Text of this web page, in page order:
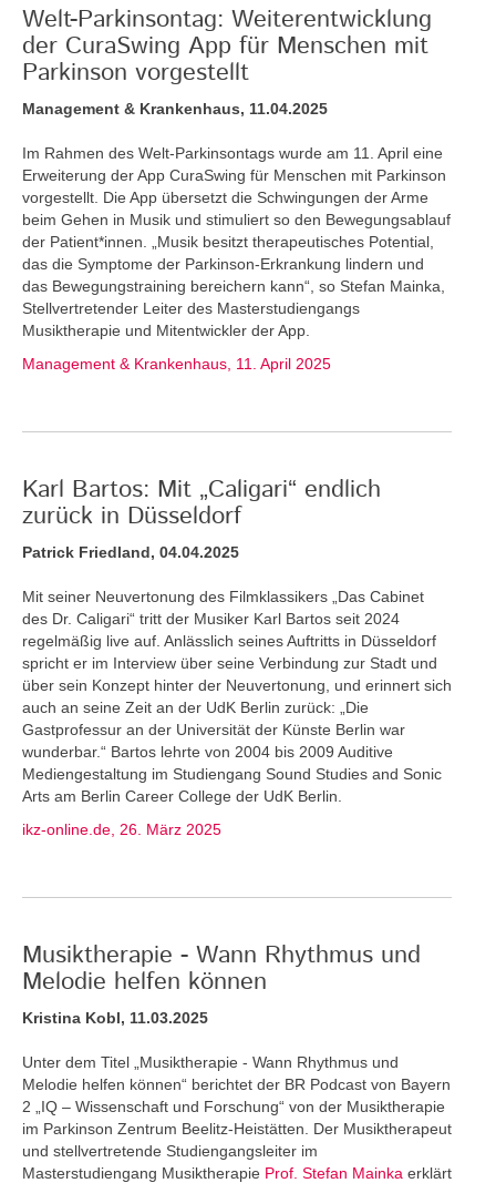
Welt-Parkinsontag: Weiterentwicklung
der CuraSwing App für Menschen mit
Parkinson vorgestellt
Management & Krankenhaus, 11.04.2025
Im Rahmen des Welt-Parkinsontags wurde am 11. April eine
Erweiterung der App CuraSwing für Menschen mit Parkinson
vorgestellt. Die App übersetzt die Schwingungen der Arme
beim Gehen in Musik und stimuliert so den Bewegungsablauf
der Patient*innen. „Musik besitzt therapeutisches Potential,
das die Symptome der Parkinson-Erkrankung lindern und
das Bewegungstraining bereichern kann“, so Stefan Mainka,
Stellvertretender Leiter des Masterstudiengangs
Musiktherapie und Mitentwickler der App.
Management & Krankenhaus, 11. April 2025
Karl Bartos: Mit „Caligari“ endlich
zurück in Düsseldorf
Patrick Friedland, 04.04.2025
Mit seiner Neuvertonung des Filmklassikers „Das Cabinet
des Dr. Caligari“ tritt der Musiker Karl Bartos seit 2024
regelmäßig live auf. Anlässlich seines Auftritts in Düsseldorf
spricht er im Interview über seine Verbindung zur Stadt und
über sein Konzept hinter der Neuvertonung, und erinnert sich
auch an seine Zeit an der UdK Berlin zurück: „Die
Gastprofessur an der Universität der Künste Berlin war
wunderbar.“ Bartos lehrte von 2004 bis 2009 Auditive
Mediengestaltung im Studiengang Sound Studies and Sonic
Arts am Berlin Career College der UdK Berlin.
ikz-online.de, 26. März 2025
Musiktherapie - Wann Rhythmus und
Melodie helfen können
Kristina Kobl, 11.03.2025
Unter dem Titel „Musiktherapie - Wann Rhythmus und
Melodie helfen können“ berichtet der BR Podcast von Bayern
2 „IQ – Wissenschaft und Forschung“ von der Musiktherapie
im Parkinson Zentrum Beelitz-Heistätten. Der Musiktherapeut
und stellvertretende Studiengangsleiter im
Masterstudiengang Musiktherapie Prof. Stefan Mainka erklärt